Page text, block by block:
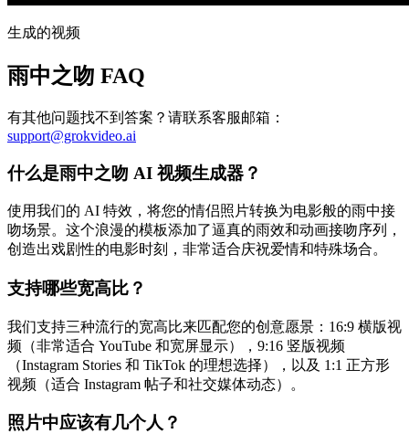
生成的视频
雨中之吻 FAQ
有其他问题找不到答案？请联系客服邮箱：
support@grokvideo.ai
什么是雨中之吻 AI 视频生成器？
使用我们的 AI 特效，将您的情侣照片转换为电影般的雨中接
吻场景。这个浪漫的模板添加了逼真的雨效和动画接吻序列，
创造出戏剧性的电影时刻，非常适合庆祝爱情和特殊场合。
支持哪些宽高比？
我们支持三种流行的宽高比来匹配您的创意愿景：16:9 横版视
频（非常适合 YouTube 和宽屏显示），9:16 竖版视频
（Instagram Stories 和 TikTok 的理想选择），以及 1:1 正方形
视频（适合 Instagram 帖子和社交媒体动态）。
照片中应该有几个人？